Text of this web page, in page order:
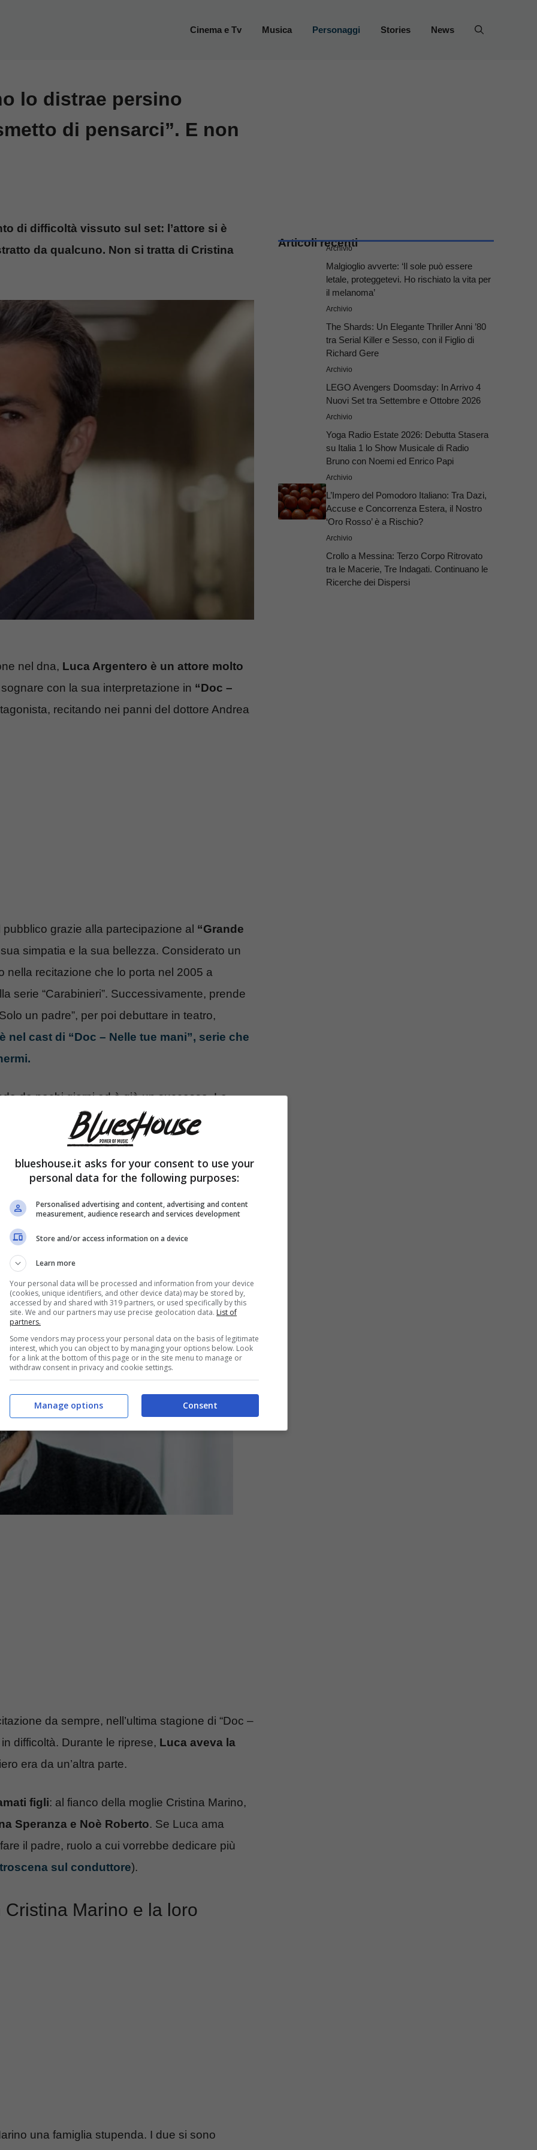
Cinema e Tv Musica Personaggi Stories News
lo distrae persino
di pensarci”. E non
di difficoltà vissuto sul set: l’attore si è
da qualcuno. Non si tratta di Cristina
nel dna, Luca Argentero è un attore molto
con la sua interpretazione in “Doc –
recitando nei panni del dottore Andrea
grazie alla partecipazione al “Grande
simpatia e la sua bellezza. Considerato un
nella recitazione che lo porta nel 2005 a
serie “Carabinieri”. Successivamente, prende
un padre”, per poi debuttare in teatro,
nel cast di “Doc – Nelle tue mani”, serie che
da pochi giorni ed è già un successo. Le
impegnative per Argentero: è stato lui stesso a
come si sia trovato con poca
con protagonisti dei pilastri della sua vita.
da loro sul set
da sempre, nell’ultima stagione di “Doc –
difficoltà. Durante le riprese, Luca aveva la
era da un’altra parte.
figli: al fianco della moglie Cristina Marino,
Speranza e Noè Roberto. Se Luca ama
il padre, ruolo a cui vorrebbe dedicare più
sul conduttore).
Cristina Marino e la loro
una famiglia stupenda. I due si sono
Articoli recenti
Archivio
Malgioglio avverte: ‘Il sole può essere
letale, proteggetevi. Ho rischiato la vita per
il melanoma’
Archivio
The Shards: Un Elegante Thriller Anni ’80
tra Serial Killer e Sesso, con il Figlio di
Richard Gere
Archivio
LEGO Avengers Doomsday: In Arrivo 4
Nuovi Set tra Settembre e Ottobre 2026
Archivio
Yoga Radio Estate 2026: Debutta Stasera
su Italia 1 lo Show Musicale di Radio
Bruno con Noemi ed Enrico Papi
Archivio
L’Impero del Pomodoro Italiano: Tra Dazi,
Accuse e Concorrenza Estera, il Nostro
‘Oro Rosso’ è a Rischio?
Archivio
Crollo a Messina: Terzo Corpo Ritrovato
tra le Macerie, Tre Indagati. Continuano le
Ricerche dei Dispersi
blueshouse.it asks for your consent to use your
personal data for the following purposes:
Personalised advertising and content, advertising and content
measurement, audience research and services development
Store and/or access information on a device
Learn more
Your personal data will be processed and information from your device
(cookies, unique identifiers, and other device data) may be stored by,
accessed by and shared with 319 partners, or used specifically by this
site. We and our partners may use precise geolocation data. List of
partners.
Some vendors may process your personal data on the basis of legitimate
interest, which you can object to by managing your options below. Look
for a link at the bottom of this page or in the site menu to manage or
withdraw consent in privacy and cookie settings.
Consent
Manage options